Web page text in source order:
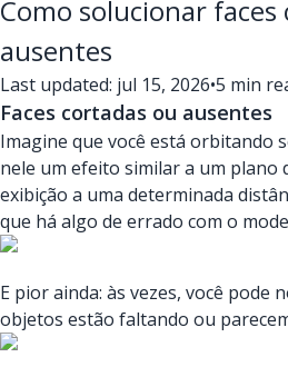
Como solucionar faces
ausentes
Last updated: jul 15, 2026•5 min
Faces cortadas ou ausentes
Imagine que você está orbitando
nele um efeito similar a um plano
exibição a uma determinada
que há algo de errado com o
E pior ainda: às vezes, você pode
objetos estão faltando ou